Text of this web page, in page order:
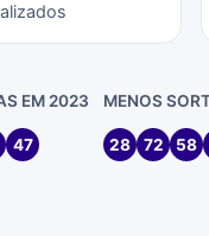
EM 2023
47
MENOS
28 72 58